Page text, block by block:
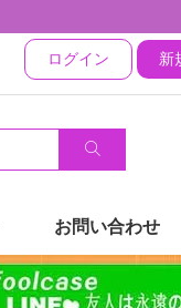
ログイン 新
お問い合わせ